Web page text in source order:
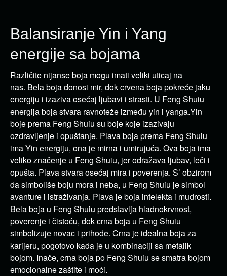
Balansiranje Yin i Yang
energije sa bojama
Različite nijanse boja mogu imati veliki uticaj na
nas. Bela boja donosi mir, dok crvena boja pokreće jaku
energiju i izaziva osećaj ljubavi i strasti. U Feng Shuiu
energija boja stvara ravnoteže između yin i yanga.Yin
boje prema Feng Shuiu su boje koje izazivaju
ozdravljenje i opuštanje. Plava boja prema Feng Shuiu
ima Yin energiju, ona je mirna i umirujuća. Ova boja ima
veliko značenje u Feng Shuiu, jer odražava ljubav, leči i
opušta. Plava stvara osećaj mira i poverenja. S’ obzirom
da simboliše boju mora i neba, u Feng Shuiu je simbol
avanture i istraživanja. Plava je boja intelekta i mudrosti.
Bela boja u Feng Shuiu predstavlja hladnokrvnost,
poverenje i čistoću, dok crna boja u Feng Shuiu
simbolizuje novac i prihode. Crna je idealna boja za
karijeru, pogotovo kada je u kombinaciji sa metalik
bojom. Inače, crna boja po Feng Shuiu se smatra bojom
emocionalne zaštite i moći.